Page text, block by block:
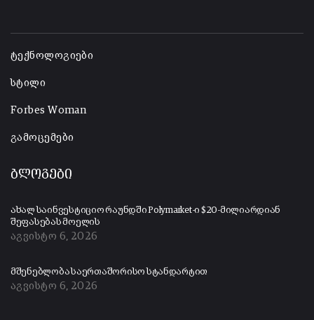
ტექნოლოგიები
სტილი
Forbes Woman
გამოცემები
ბლოგები
ახალ საინვესტიციო რაუნდში Polymarket-ი $20-მილიარდიან
შეფასებას მოელის
აგვისტო 6, 2026
მშენებლობა საერთაშორისო სტანდარტით
აგვისტო 6, 2026